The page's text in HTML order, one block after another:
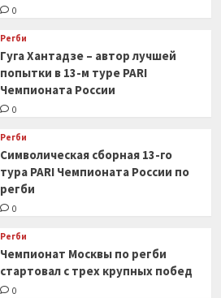
0
Регби
Гуга Хантадзе – автор лучшей
попытки в 13-м туре PARI
Чемпионата России
0
Регби
Символическая сборная 13-го
тура PARI Чемпионата России по
регби
0
Регби
Чемпионат Москвы по регби
стартовал с трех крупных побед
0